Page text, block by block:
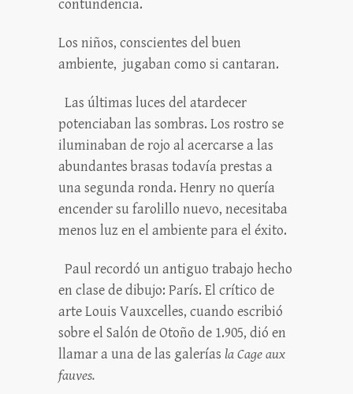
contundencia.
Los niños, conscientes del buen
ambiente, jugaban como si cantaran.
Las últimas luces del atardecer
potenciaban las sombras. Los rostro se
iluminaban de rojo al acercarse a las
abundantes brasas todavía prestas a
una segunda ronda. Henry no quería
encender su farolillo nuevo, necesitaba
menos luz en el ambiente para el éxito.
Paul recordó un antiguo trabajo hecho
en clase de dibujo: París. El crítico de
arte Louis Vauxcelles, cuando escribió
sobre el Salón de Otoño de 1.905, dió en
llamar a una de las galerías la Cage aux
fauves.